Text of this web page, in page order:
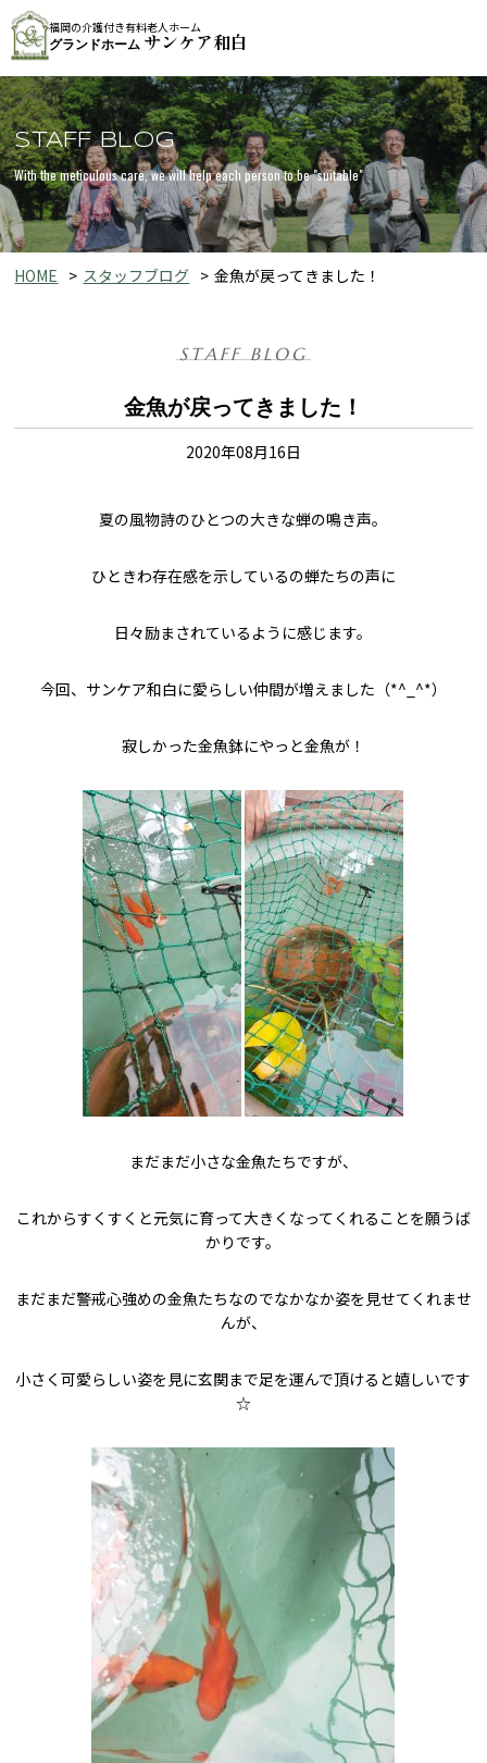
福岡の介護付き有料老人ホーム
グランドホーム サンケア和白
STAFF BLOG
With the meticulous care, we will help each person to be "suitable"
HOME スタッフブログ 金魚が戻ってきました！
STAFF BLOG
金魚が戻ってきました！
2020年08月16日
夏の風物詩のひとつの大きな蝉の鳴き声。
ひときわ存在感を示しているの蝉たちの声に
日々励まされているように感じます。
今回、サンケア和白に愛らしい仲間が増えました（*^_^*）
寂しかった金魚鉢にやっと金魚が！
まだまだ小さな金魚たちですが、
これからすくすくと元気に育って大きくなってくれることを願うば
かりです。
まだまだ警戒心強めの金魚たちなのでなかなか姿を見せてくれませ
んが、
小さく可愛らしい姿を見に玄関まで足を運んで頂けると嬉しいです
☆